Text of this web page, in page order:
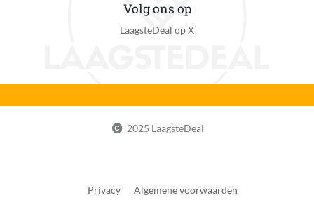
Volg ons op
LaagsteDeal op X
2025 LaagsteDeal
Privacy Algemene voorwaarden